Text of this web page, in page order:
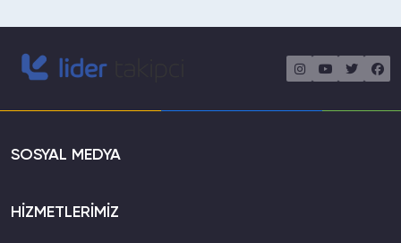
SOSYAL MEDYA
HİZMETLERİMİZ